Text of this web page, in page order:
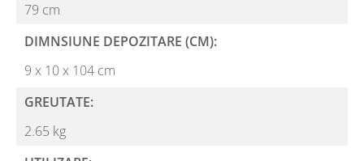
79 cm
DIMNSIUNE DEPOZITARE (CM):
9 x 10 x 104 cm
GREUTATE:
2.65 kg